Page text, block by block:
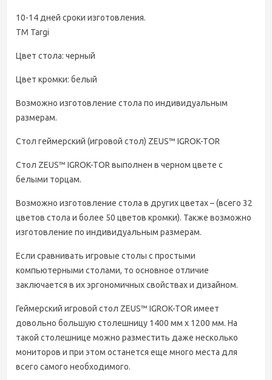
10-14 дней сроки изготовления.
ТМ Targi
Цвет стола: черный
Цвет кромки: белый
Возможно изготовление стола по индивидуальным
размерам.
Стол геймерский (игровой стол) ZEUS™ IGROK-TOR
Стол ZEUS™ IGROK-TOR выполнен в черном цвете с
белыми торцам.
Возможно изготовление стола в других цветах – (всего 32
цветов стола и более 50 цветов кромки). Также возможно
изготовление по индивидуальным размерам.
Если сравнивать игровые столы с простыми
компьютерными столами, то основное отличие
заключается в их эргономичных свойствах и дизайном.
Геймерский игровой стол ZEUS™ IGROK-TOR имеет
довольно большую столешницу 1400 мм х 1200 мм. На
такой столешнице можно разместить даже несколько
мониторов и при этом останется еще много места для
всего самого необходимого.